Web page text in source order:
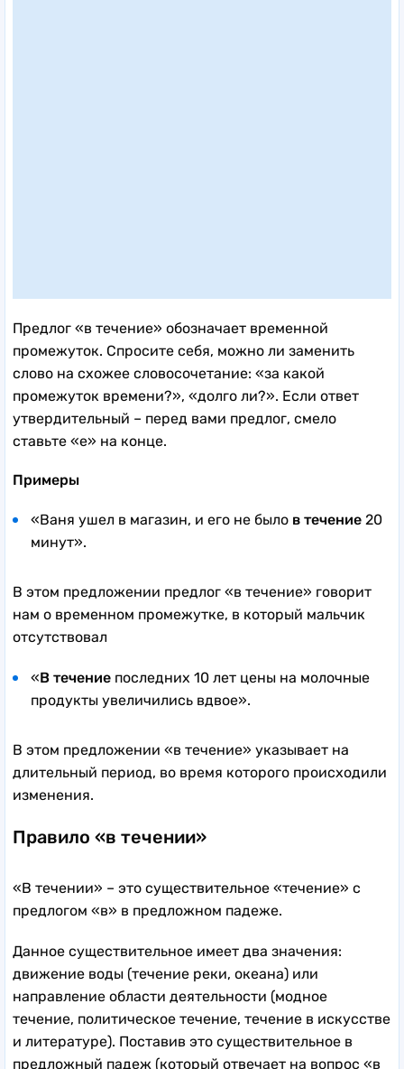
Предлог «в течение» обозначает временной
промежуток. Спросите себя, можно ли заменить
слово на схожее словосочетание: «за какой
промежуток времени?», «долго ли?». Если ответ
утвердительный – перед вами предлог, смело
ставьте «е» на конце.
Примеры
«Ваня ушел в магазин, и его не было в течение 20
минут».
В этом предложении предлог «в течение» говорит
нам о временном промежутке, в который мальчик
отсутствовал
«В течение последних 10 лет цены на молочные
продукты увеличились вдвое».
В этом предложении «в течение» указывает на
длительный период, во время которого происходили
изменения.
Правило «в течении»
«В течении» – это существительное «течение» с
предлогом «в» в предложном падеже.
Данное существительное имеет два значения:
движение воды (течение реки, океана) или
направление области деятельности (модное
течение, политическое течение, течение в искусстве
и литературе). Поставив это существительное в
предложный падеж (который отвечает на вопрос «в